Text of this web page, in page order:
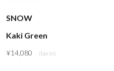
SNOW
Kaki Green
¥14,080